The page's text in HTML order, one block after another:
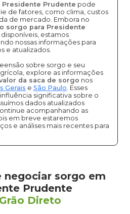
Prudente pode
de fatores, como clima, custos
de mercado. Embora no
sorgo para Presidente
estamos
nossas informações para
e atualizados.
sobre sorgo e seu
explore as informações
da saca de sorgo nos
Gerais e São Paulo. Esses
significativa sobre o
dados atualizados
acompanhando as
em breve estaremos
e análises mais recentes para
negociar sorgo em
Prudente
Grão Direto